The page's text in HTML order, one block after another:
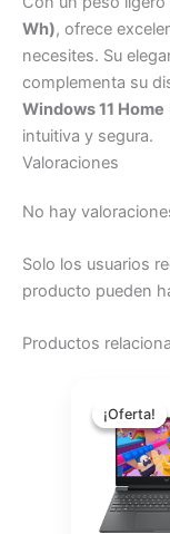
Wh), ofrece
necesites. Su
complementa su
Windows 11 Home
intuitiva y segura.
Valoraciones
No hay
Solo los usuarios
producto pueden
Productos
¡Oferta!
¡Oferta!